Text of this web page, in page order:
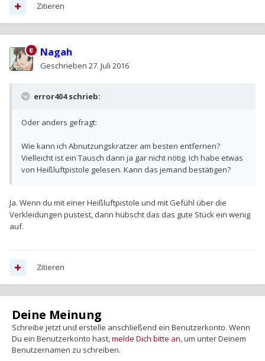
Zitieren
Nagah
Geschrieben 27. Juli 2016
error404 schrieb:
Oder anders gefragt:
Wie kann ich Abnutzungskratzer am besten entfernen?
Vielleicht ist ein Tausch dann ja gar nicht nötig. Ich habe etwas
von Heißluftpistole gelesen. Kann das jemand bestätigen?
Ja. Wenn du mit einer Heißluftpistole und mit Gefühl über die
Verkleidungen pustest, dann hübscht das das gute Stück ein wenig
auf.
Zitieren
Deine Meinung
Schreibe jetzt und erstelle anschließend ein Benutzerkonto. Wenn
Du ein Benutzerkonto hast,melde Dich bitte an, um unter Deinem
Benutzernamen zu schreiben.